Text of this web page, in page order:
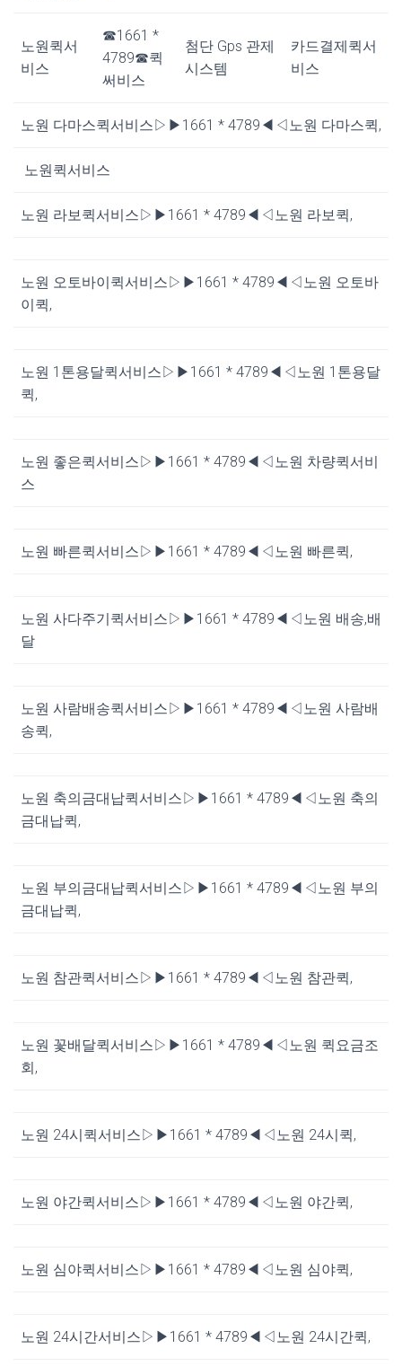
노원퀵서
비스
☎1661 *
4789☎퀵
써비스
첨단 Gps 관제
시스템
카드결제퀵서
비스
노원 다마스퀵서비스▷▶1661 * 4789◀◁노원 다마스퀵,
노원퀵서비스
노원 라보퀵서비스▷▶1661 * 4789◀◁노원 라보퀵,
노원 오토바이퀵서비스▷▶1661 * 4789◀◁노원 오토바
이퀵,
노원 1톤용달퀵서비스▷▶1661 * 4789◀◁노원 1톤용달
퀵,
노원 좋은퀵서비스▷▶1661 * 4789◀◁노원 차량퀵서비
스
노원 빠른퀵서비스▷▶1661 * 4789◀◁노원 빠른퀵,
노원 사다주기퀵서비스▷▶1661 * 4789◀◁노원 배송,배
달
노원 사람배송퀵서비스▷▶1661 * 4789◀◁노원 사람배
송퀵,
노원 축의금대납퀵서비스▷▶1661 * 4789◀◁노원 축의
금대납퀵,
노원 부의금대납퀵서비스▷▶1661 * 4789◀◁노원 부의
금대납퀵,
노원 참관퀵서비스▷▶1661 * 4789◀◁노원 참관퀵,
노원 꽃배달퀵서비스▷▶1661 * 4789◀◁노원 퀵요금조
회,
노원 24시퀵서비스▷▶1661 * 4789◀◁노원 24시퀵,
노원 야간퀵서비스▷▶1661 * 4789◀◁노원 야간퀵,
노원 심야퀵서비스▷▶1661 * 4789◀◁노원 심야퀵,
노원 24시간서비스▷▶1661 * 4789◀◁노원 24시간퀵,